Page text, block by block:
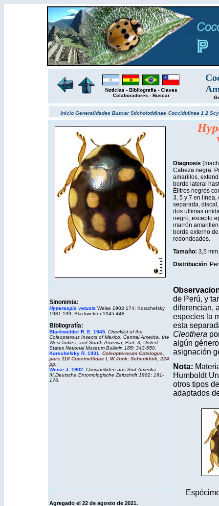
Noticias - Bibliografía - Claves
Colaboradores - Buscar
Inicio Generalidades BuscarSticholotidinae Coccidulinae 1 2
Diagnosis
Cabeza negra.
amarillos,
borde lateral
Élitros negros
3, 5 y 7 en línea,
separada,
dos ultimas
negro, excepto
marrón
borde externo
redondeados.
Tamaño: 3,5 mm.
Distribución:
Sinonimia:
Hyperaspis vetusta Weise 1902:174; Korschefsky
1931:199; Blackwelder 1945:448.
Bibliografía:
Blackwelder R. E. 1945. Checklist of the
Coleopterous Insects of Mexico, Central America, the
West Indies, and South America, Part. 3, United
States National Museum Bulletin 185: 343-550.
Korschefsky R. 1931.
Coleopterorum Catalogus,
pars 118 Coccinellidae I, W Junk: Schenklink, 224
pp.
Weise J. 1902.
Coccinelliden aus Süd Amerika.
III.Deutsche Entomologische Zeitschrift 1902: 161-
176.
de Perú, y
diferencian,
especies la
esta
Cleothera
algún
asignación
Nota:
Humboldt
otros tipos
adaptados
Agregado el 22 de agosto de 2021.